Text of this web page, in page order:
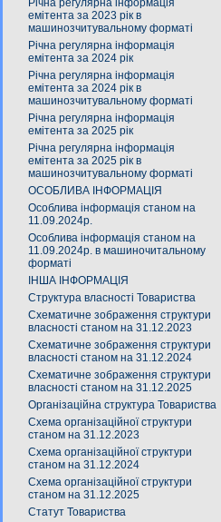
Річна регулярна інформація
емітента за 2023 рік в
машинозчитувальному форматі
Річна регулярна інформація
емітента за 2024 рік
Річна регулярна інформація
емітента за 2024 рік в
машинозчитувальному форматі
Річна регулярна інформація
емітента за 2025 рік
Річна регулярна інформація
емітента за 2025 рік в
машинозчитувальному форматі
ОСОБЛИВА ІНФОРМАЦІЯ
Особлива інформація станом на
11.09.2024р.
Особлива інформація станом на
11.09.2024р. в машиночитальному
форматі
ІНША ІНФОРМАЦІЯ
Структура власності Товариства
Схематичне зображення структури
власності станом на 31.12.2023
Схематичне зображення структури
власності станом на 31.12.2024
Схематичне зображення структури
власності станом на 31.12.2025
Організаційна структура Товариства
Схема організаційної структури
станом на 31.12.2023
Схема організаційної структури
станом на 31.12.2024
Схема організаційної структури
станом на 31.12.2025
Статут Товариства